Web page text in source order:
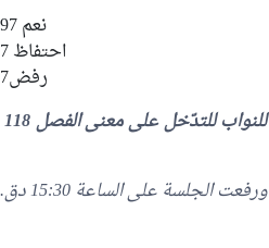
نعم 97
احتفاظ 7
رفض7
وعلى اثر ذلك تمّ اعطاء الكلمة للنواب للتدّخل على معنى الفصل 118
ورفعت الجلسة على الساعة 15:30 دق.